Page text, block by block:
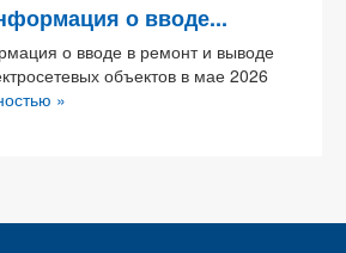
о вводе...
о вводе в ремонт и выводе
объектов в мае 2026
»